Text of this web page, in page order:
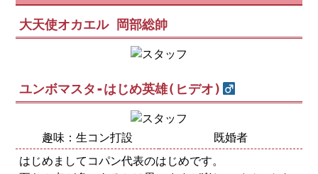
大天使オカエル 岡部総帥
ユンボマスタ-はじめ英雄(ヒデオ)
趣味：生コン打設
既婚者
はじめましてコパン代表のはじめです。